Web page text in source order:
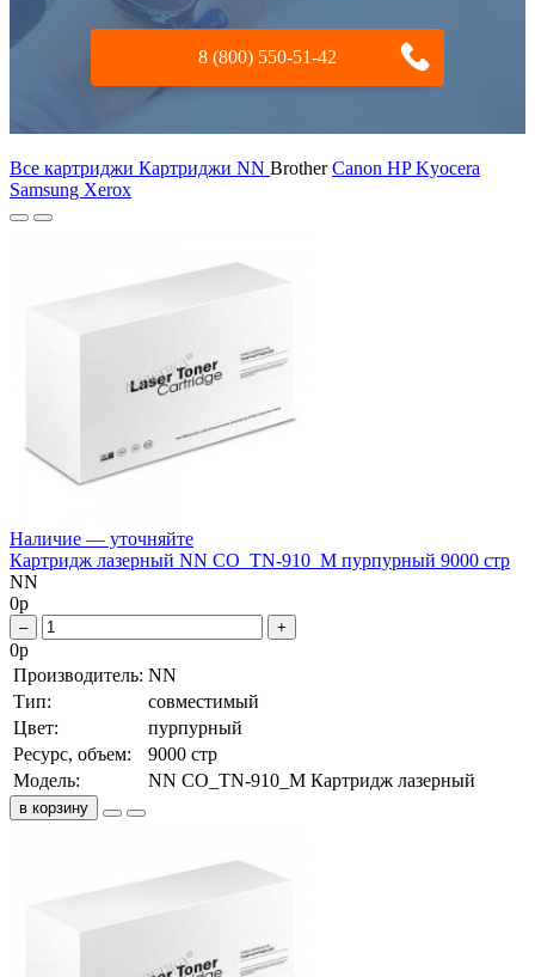
8 (800) 550-51-42
Все картриджи Картриджи NN Brother Canon HPKyocera
Samsung Xerox
Наличие — уточняйте
Картридж лазерный NN CO_TN-910_M пурпурный 9000 стр
NN
0р
– +
0р
Производитель: NN
Тип:
совместимый
Цвет:
пурпурный
Ресурс, объем:
9000 стр
Модель:
NN CO_TN-910_M Картридж лазерный
в корзину